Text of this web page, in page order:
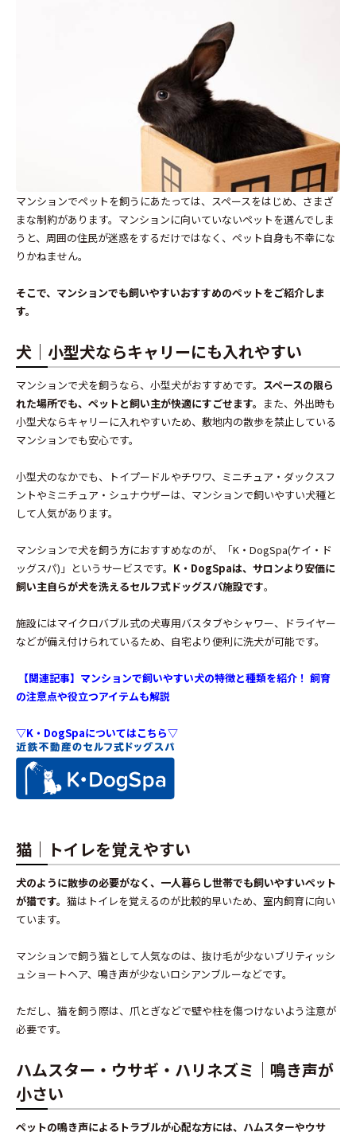
マンションでペットを飼うにあたっては、スペースをはじめ、さまざ
まな制約があります。マンションに向いていないペットを選んでしま
うと、周囲の住民が迷惑をするだけではなく、ペット自身も不幸にな
りかねません。
そこで、マンションでも飼いやすいおすすめのペットをご紹介しま
す。
犬｜小型犬ならキャリーにも入れやすい
マンションで犬を飼うなら、小型犬がおすすめです。 スペースの限ら
れた場所でも、ペットと飼い主が快適にすごせます。 また、外出時も
小型犬ならキャリーに入れやすいため、敷地内の散歩を禁止している
マンションでも安心です。
小型犬のなかでも、トイプードルやチワワ、ミニチュア・ダックスフ
ントやミニチュア・シュナウザーは、マンションで飼いやすい犬種と
して人気があります。
マンションで犬を飼う方におすすめなのが、「K・DogSpa(ケイ・ド
ッグスパ)」というサービスです。 K・DogSpaは、サロンより安価に
飼い主自らが犬を洗えるセルフ式ドッグスパ施設です。
施設にはマイクロバブル式の犬専用バスタブやシャワー、ドライヤー
などが備え付けられているため、自宅より便利に洗犬が可能です。
【関連記事】マンションで飼いやすい犬の特徴と種類を紹介！ 飼育
の注意点や役立つアイテムも解説
▽K・DogSpaについてはこちら▽
猫｜トイレを覚えやすい
犬のように散歩の必要がなく、一人暮らし世帯でも飼いやすいペット
が猫です。 猫はトイレを覚えるのが比較的早いため、室内飼育に向い
ています。
マンションで飼う猫として人気なのは、抜け毛が少ないブリティッシ
ュショートヘア、鳴き声が少ないロシアンブルーなどです。
ただし、猫を飼う際は、爪とぎなどで壁や柱を傷つけないよう注意が
必要です。
ハムスター・ウサギ・ハリネズミ｜鳴き声が
小さい
ペットの鳴き声によるトラブルが心配な方には、ハムスターやウサ